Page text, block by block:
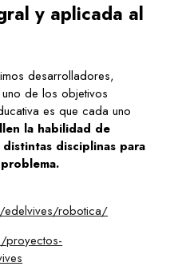
y aplicada al
desarrolladores,
de los objetivos
es que cada uno
la habilidad de
disciplinas para
edelvives/robotica/
proyectos-